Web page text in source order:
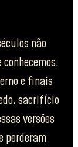
não
conhecemos.
e finais
sacrifício
versões
perderam